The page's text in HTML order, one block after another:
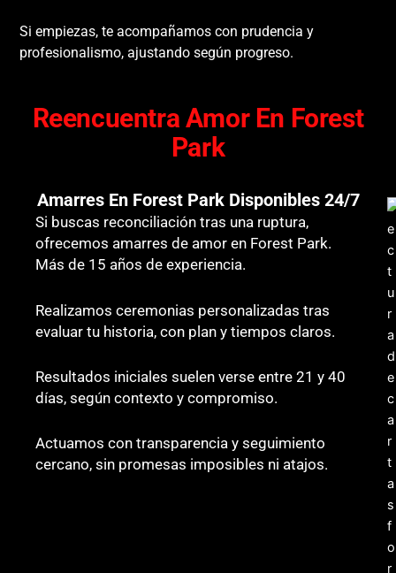
Si empiezas, te acompañamos con prudencia y
profesionalismo, ajustando según progreso.
Reencuentra Amor En Forest
Park
Amarres En Forest Park Disponibles 24/7
Si buscas reconciliación tras una ruptura,
ofrecemos amarres de amor en Forest Park.
Más de 15 años de experiencia.
Realizamos ceremonias personalizadas tras
evaluar tu historia, con plan y tiempos claros.
Resultados iniciales suelen verse entre 21 y 40
días, según contexto y compromiso.
Actuamos con transparencia y seguimiento
cercano, sin promesas imposibles ni atajos.